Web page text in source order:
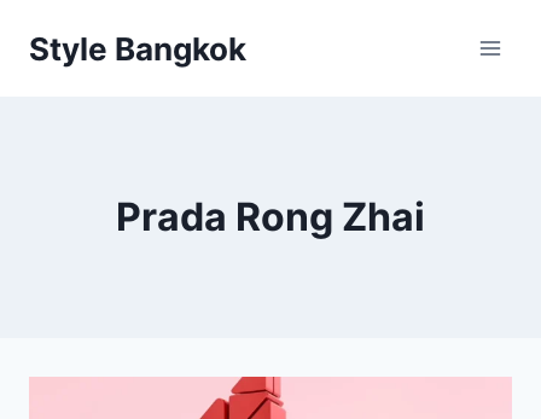
Style Bangkok
Prada Rong Zhai